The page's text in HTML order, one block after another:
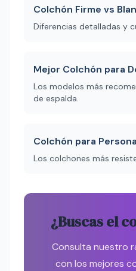
Colchón Firme vs
Diferencias detalladas y
Mejor Colchón para
Los modelos más
de espalda.
Colchón para
Los colchones más
¿Buscas el
Consulta nuestro
con los mejores